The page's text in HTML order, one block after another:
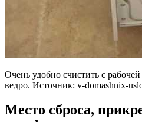
Очень удобно счистить с
ведро. Источник: v-domashnix-
Место сброса,